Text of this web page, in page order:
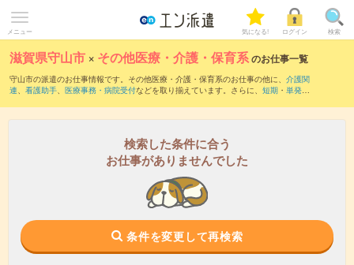
メニュー 気になる! ログイン 検索
滋賀県守山市 × その他医療・介護・保育系のお仕事一覧
守山市の派遣のお仕事情報です。その他医療・介護・保育系のお仕事の他に、 介護関
連、 看護助手、 医療事務・病院受付などを取り揃えています。さらに、 短期 ・ 単発な
検索した条件に合う
お仕事がありませんでした
条件を変更して再検索